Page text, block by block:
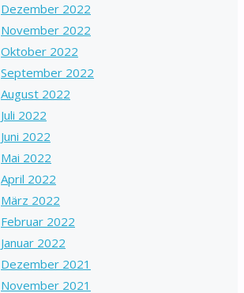
Dezember 2022
November 2022
Oktober 2022
September 2022
August 2022
Juli 2022
Juni 2022
Mai 2022
April 2022
März 2022
Februar 2022
Januar 2022
Dezember 2021
November 2021